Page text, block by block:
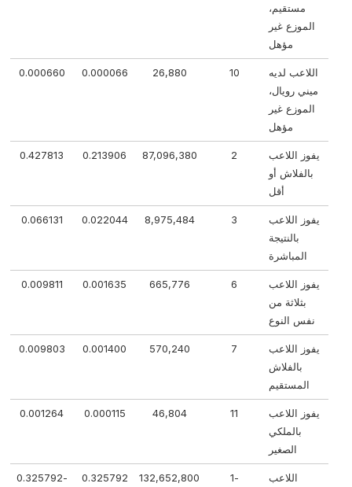
مستقيم،
الموزع غير
مؤهل
اللاعب لديه
ميني رويال،
الموزع غير
مؤهل
10
26,880
0.000066
0.000660
يفوز اللاعب
بالفلاش أو
أقل
87,096,380
0.213906
0.427813
يفوز اللاعب
بالنتيجة
المباشرة
8,975,484
0.022044
0.066131
يفوز اللاعب
بثلاثة من
نفس النوع
665,776
0.001635
0.009811
يفوز اللاعب
بالفلاش
المستقيم
570,240
0.001400
0.009803
يفوز اللاعب
بالملكي
الصغير
11
46,804
0.000115
0.001264
اللاعب
132,652,800
0.325792